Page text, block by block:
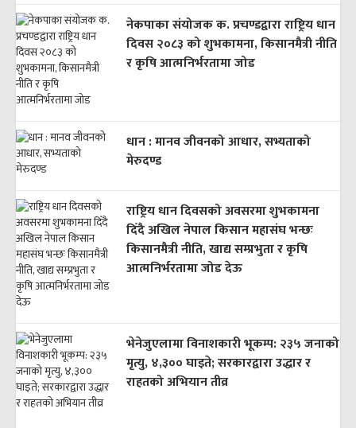
नेकपाका संयोजक क. प्रचण्डद्वारा राष्ट्रिय धान
दिवस २०८३ को शुभकामना, किसानमैत्री नीति
र कृषि आत्मनिर्भरतामा जोड
धान : मानव जीवनको आधार, सभ्यताको
मेरुदण्ड
राष्ट्रिय धान दिवसको अवसरमा शुभकामना
दिँदै अखिल नेपाल किसान महासंघ भन्छः
किसानमैत्री नीति, खाद्य सम्प्रभुता र कृषि
आत्मनिर्भरतामा जोड देऊ
भेनेजुएलामा विनाशकारी भूकम्प: २३५ जनाको
मृत्यु, ४,३०० घाइते; सरकारद्वारा उद्धार र
राहतको अभियान तीव्र